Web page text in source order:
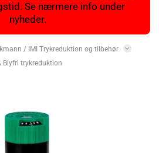
Se nærmere info under
nyheder.
/ IMI Trykreduktion og tilbehør
Blyfri trykreduktion